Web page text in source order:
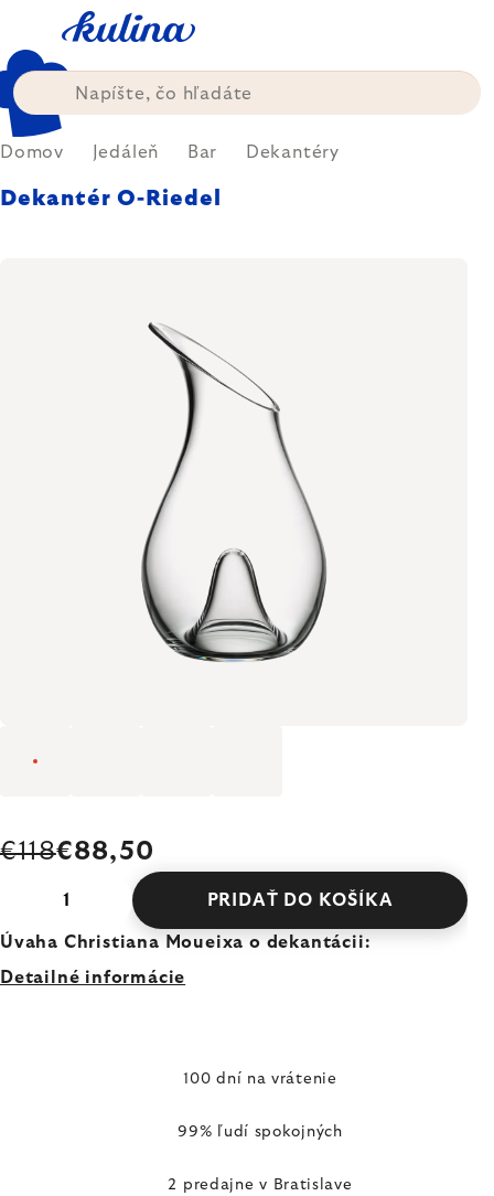
obsah
Domov Jedáleň Bar Dekantéry
Dekantér O-Riedel
€118€88,50
PRIDAŤ DO KOŠÍKA
Úvaha Christiana Moueixa o dekantácii:
Detailné informácie
100 dní na vrátenie
99% ľudí spokojných
2 predajne v Bratislave